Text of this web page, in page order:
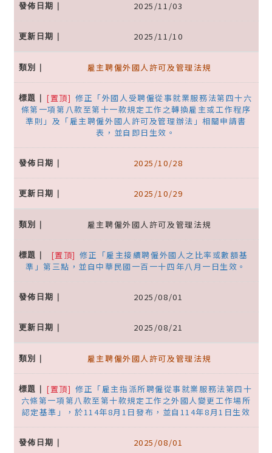
2025/11/03
2025/11/10
雇主聘僱外國人許可及管理法規
[置頂] 修正「外國人受聘僱從事就業服務法第四十六
條第一項第八款至第十一款規定工作之轉換雇主或工作程序
準則」及「雇主聘僱外國人許可及管理辦法」相關申請書
表，並自即日生效。
2025/10/28
2025/10/29
雇主聘僱外國人許可及管理法規
[置頂] 修正「雇主接續聘僱外國人之比率或數額基
準」第三點，並自中華民國一百一十四年八月一日生效。
2025/08/01
2025/08/21
雇主聘僱外國人許可及管理法規
[置頂] 修正「雇主指派所聘僱從事就業服務法第四十
六條第一項第八款至第十款規定工作之外國人變更工作場所
認定基準」，於114年8月1日發布，並自114年8月1日生效
2025/08/01